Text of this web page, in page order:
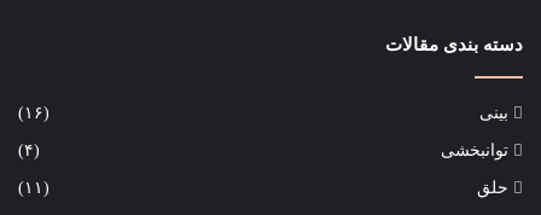
دسته بندی مقالات
بینی (۱۶)
توانبخشی (۴)
حلق (۱۱)